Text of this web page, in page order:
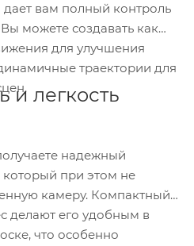
вам полный контроль
можете создавать как
для улучшения
траектории для
и легкость
надежный
который при этом не
камеру. Компактный
делают его удобным в
что особенно